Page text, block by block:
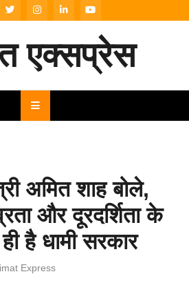
एक्सप्रेस
अमित शाह बोले,
और दूरदर्शिता के
है धामी सरकार
Express